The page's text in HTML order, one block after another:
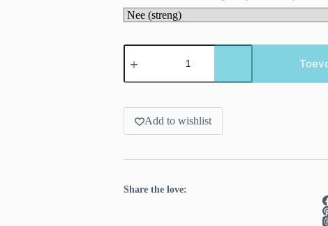
Semi
solid
Merino
Zand
aantalAdd to wishlist
Share the love: